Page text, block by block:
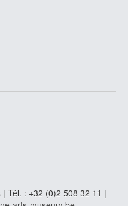
Tél. : +32 (0)2 508 32 11 |